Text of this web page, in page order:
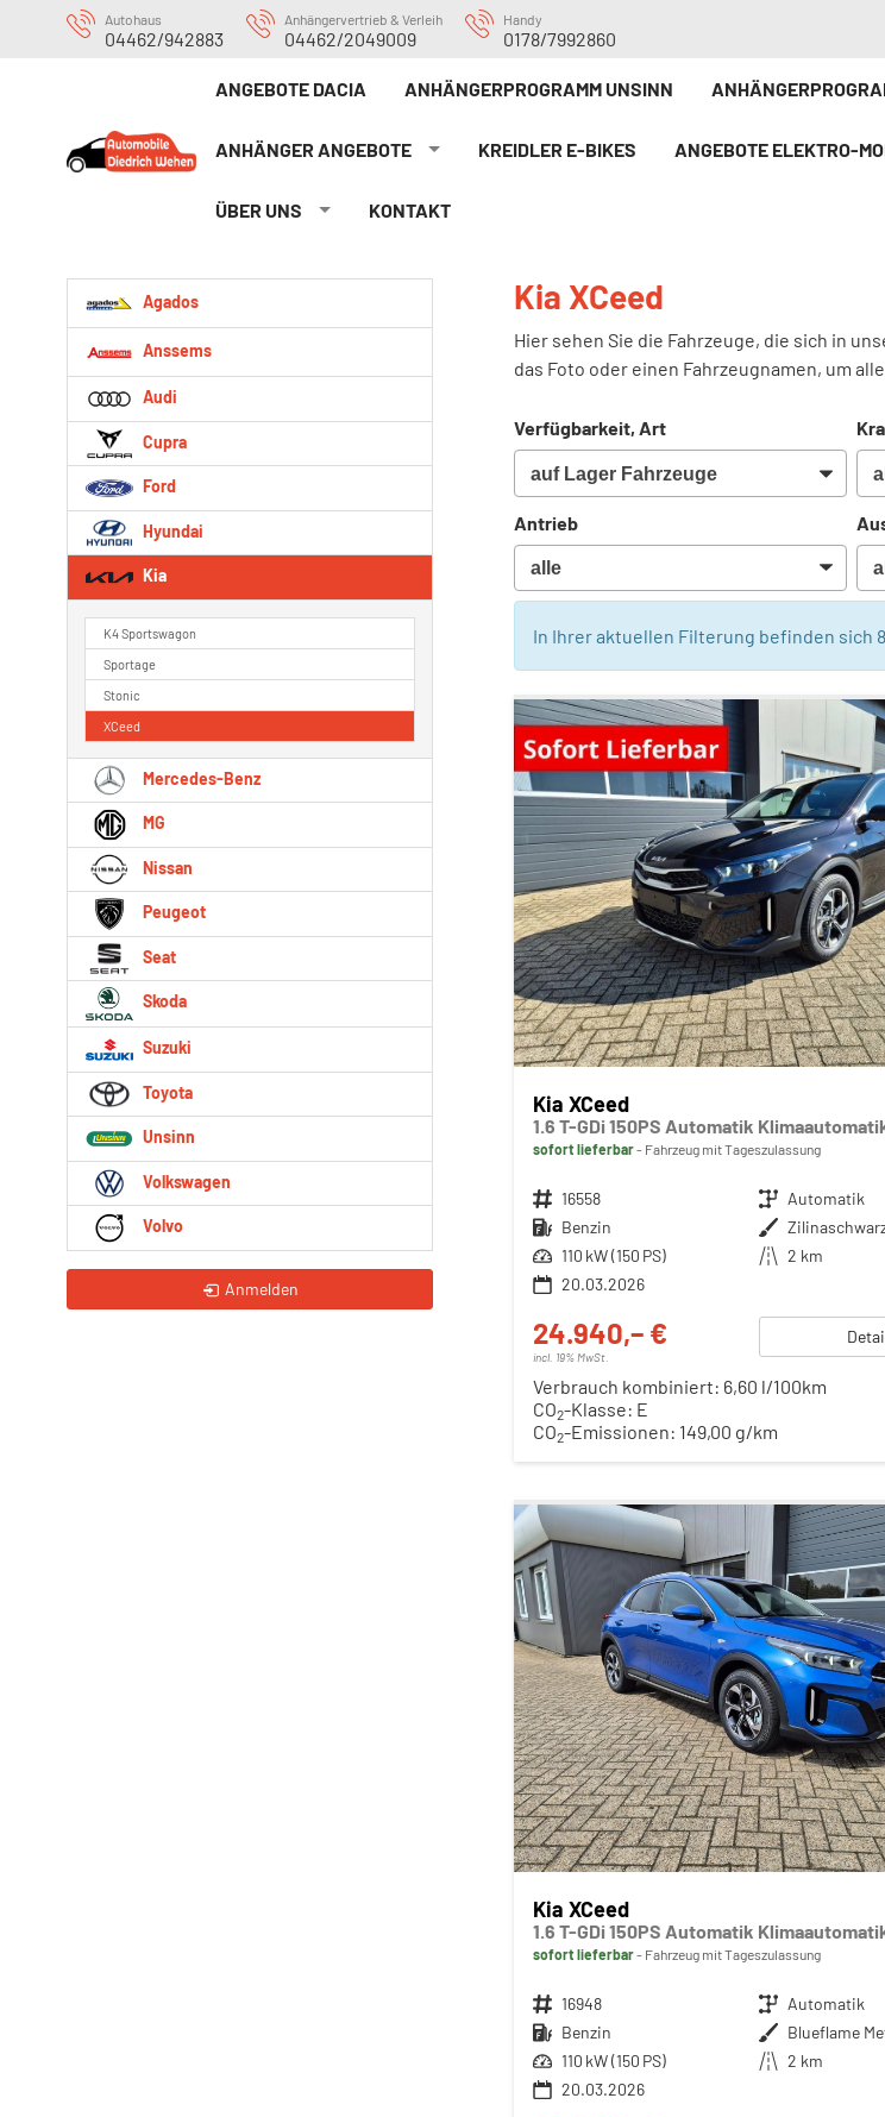
Autohaus
04462/942883
Anhängervertrieb & Verleih
04462/2049009
Handy
0178/7992860
ANGEBOTE DACIA ANHÄNGERPROGRAMM UNSINN
ANHÄNGER ANGEBOTE KREIDLER E-BIKE`S ANGEBOTE ELEKTRO-
ÜBER UNS KONTAKT
Kia XCeed
Hier sehen Sie die Fahrzeuge, die sich in
das Foto oder einen Fahrzeugnamen, um
Verfügbarkeit, Art
Antrieb
In Ihrer aktuellen Filterung befinden sich 8
Kia XCeed
sofort lieferbar Fahrzeug mit Tageszulassung
Fahrzeugnr. 16558 Getriebe Automatik
Kraftstoff Benzin Außenfarbe
Leistung 110 kW (150 PS) Kilometerstand 2 km
20.03.2026
24.940,– €
incl. 19% MwSt.
Verbrauch kombiniert: 6,60 l/100km
CO2-Klasse: E
CO2-Emissionen: 149,00 g/km
Kia XCeed
sofort lieferbar Fahrzeug mit Tageszulassung
Fahrzeugnr. 16948 Getriebe Automatik
Kraftstoff Benzin Außenfarbe Blueflame
Leistung 110 kW (150 PS) Kilometerstand 2 km
20.03.2026
Agados
Anssems
Audi
Cupra
Ford
Hyundai
Kia
K4 Sportswagon
Sportage
Stonic
XCeed
Mercedes-Benz
MG
Nissan
Peugeot
Seat
Skoda
Suzuki
Toyota
Unsinn
Volkswagen
Volvo
Anmelden